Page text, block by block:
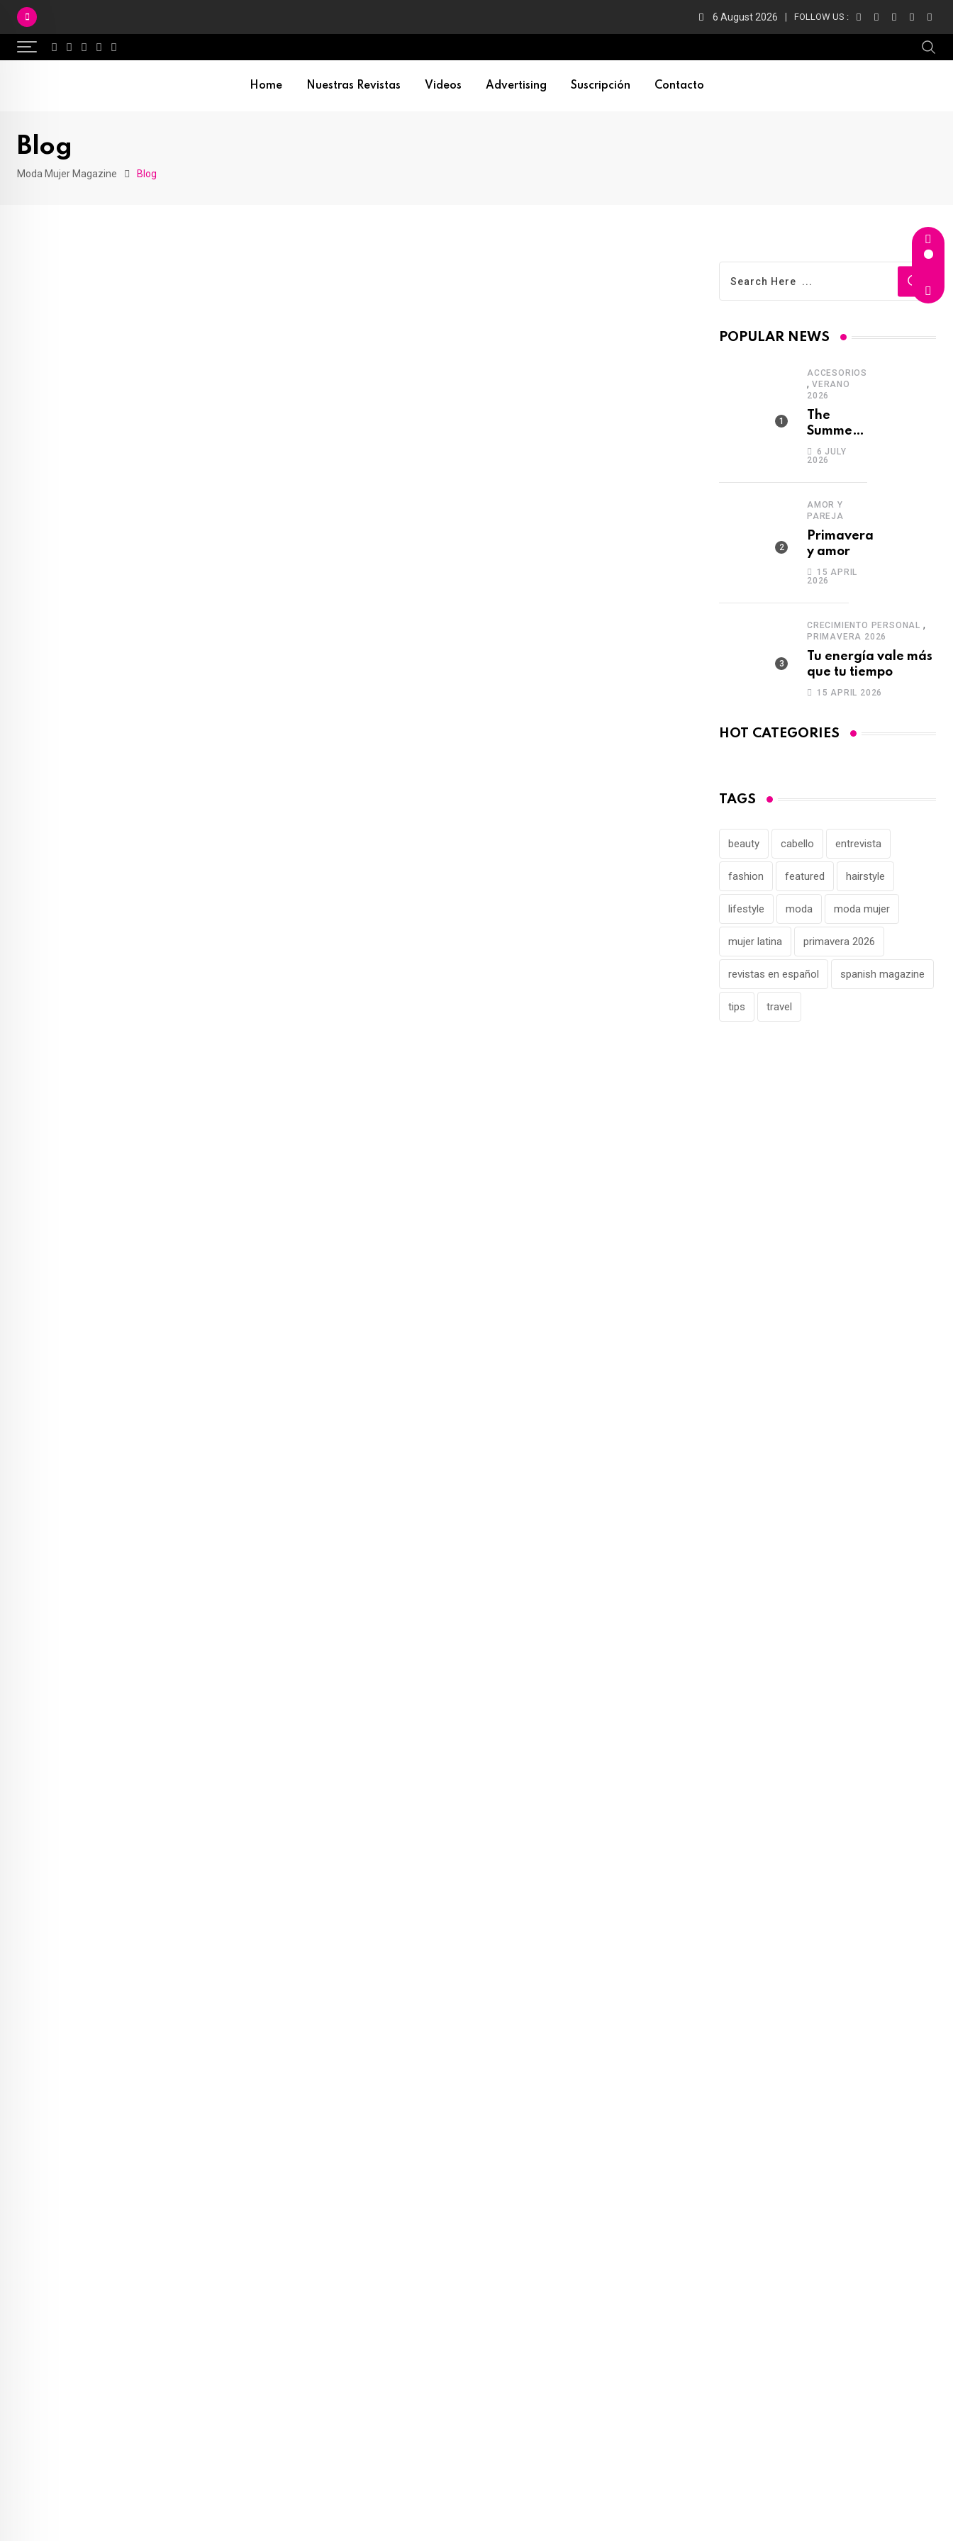
Skip
content
6 August 2026 FOLLOW US :
Home Nuestras Revistas Videos Advertising Suscripción Contacto
Blog
Moda Mujer Magazine Blog
POPULAR NEWS
ACCESORIOS
, VERANO
2026
The
Summer
Edit
6 JULY
2026
AMOR Y
PAREJA
Primavera
y amor
15 APRIL
2026
CRECIMIENTO PERSONAL ,
PRIMAVERA 2026
Tu energía vale más
que tu tiempo
15 APRIL 2026
HOT CATEGORIES
TAGS
beauty cabello entrevista
fashion featured hairstyle
lifestyle moda moda mujer
mujer latina primavera 2026
revistas en español spanish magazine
tips travel